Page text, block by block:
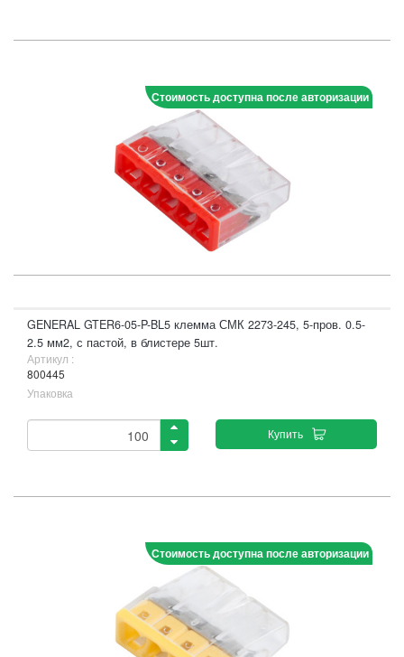
Стоимость доступна после авторизации
GENERAL GTER6-05-P-BL5 клемма СМК 2273-245, 5-пров. 0.5-
2.5 мм2, с пастой, в блистере 5шт.
Артикул :
800445
Упаковка
Купить
Стоимость доступна после авторизации